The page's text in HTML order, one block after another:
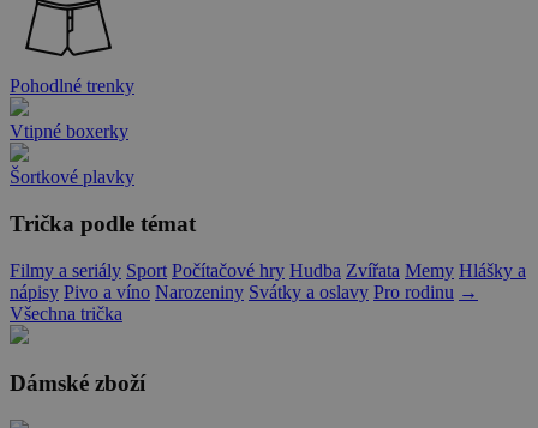
Pohodlné trenky
Vtipné boxerky
Šortkové plavky
Trička podle témat
Filmy a seriály Sport Počítačové hry Hudba Zvířata Memy Hlášky a
nápisy Pivo a víno Narozeniny Svátky a oslavy Pro rodinu →
Všechna trička
Dámské zboží